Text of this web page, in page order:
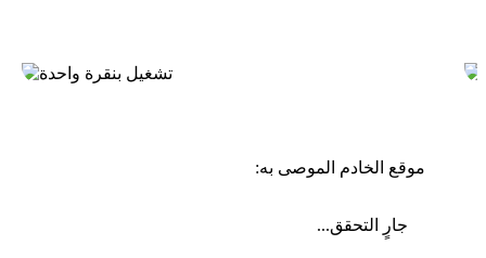
موقع الخادم الموصى به:
جارٍ التحقق...